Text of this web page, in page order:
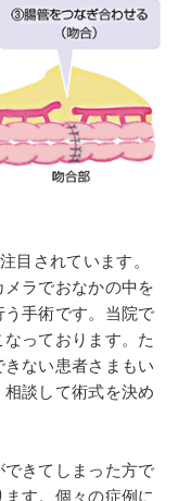
目されています。
ラでおなかの中を
手術です。当院で
っております。た
ない患者さまもい
談して術式を決め
きてしまった方で
す。個々の症例に